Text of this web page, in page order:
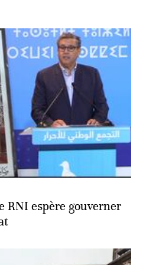
RNI espère gouverner